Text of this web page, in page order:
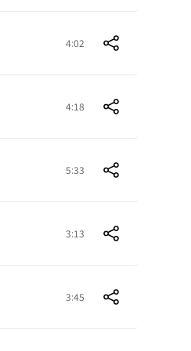
4:02
4:18
5:33
3:13
3:45